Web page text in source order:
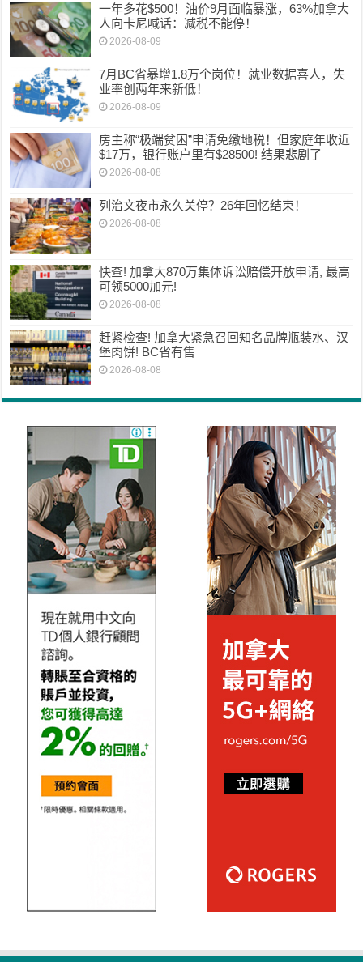
一年多花$500！油价9月面临暴涨，63%加拿大
人向卡尼喊话：减税不能停！
2026-08-09
7月BC省暴增1.8万个岗位！就业数据喜人，失
业率创两年来新低！
2026-08-09
房主称“极端贫困”申请免缴地税！但家庭年收近
$17万，银行账户里有$28500! 结果悲剧了
2026-08-08
列治文夜市永久关停？26年回忆结束！
2026-08-08
快查! 加拿大870万集体诉讼赔偿开放申请, 最高
可领5000加元!
2026-08-08
赶紧检查! 加拿大紧急召回知名品牌瓶装水、汉
堡肉饼! BC省有售
2026-08-08